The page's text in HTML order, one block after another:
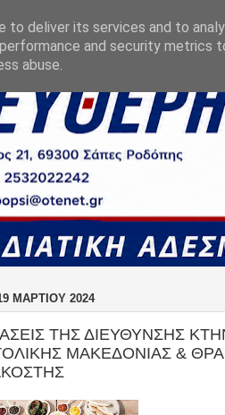
ΜΑΡΤΊΟΥ 2024
ΤΗΣ ΔΙΕΥΘΥΝΣΗΣ
ΜΑΚΕΔΟΝΙΑΣ &
to deliver its services and to
and security metrics
abuse.